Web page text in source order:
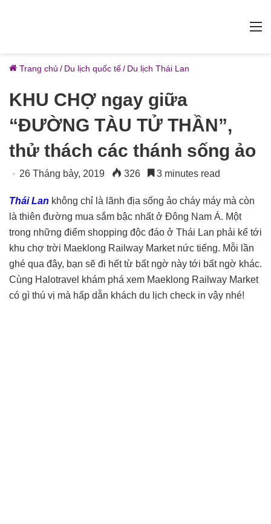
Trang chủ / Du lịch quốc tế/ Du lịch Thái Lan
KHU CHỢ ngay giữa
“ĐƯỜNG TÀU TỬ THẦN”,
thử thách các thánh sống ảo
26 Tháng bảy, 2019 326 3 minutes read
Thái Lan không chỉ là lãnh địa sống ảo cháy máy mà còn
là thiên đường mua sắm bậc nhất ở Đông Nam Á. Một
trong những điểm shopping độc đáo ở Thái Lan phải kể tới
khu chợ trời Maeklong Railway Market nức tiếng. Mỗi lần
ghé qua đây, bạn sẽ đi hết từ bất ngờ này tới bất ngờ khác.
Cùng Halotravel khám phá xem Maeklong Railway Market
có gì thú vị mà hấp dẫn khách du lịch check in vậy nhé!